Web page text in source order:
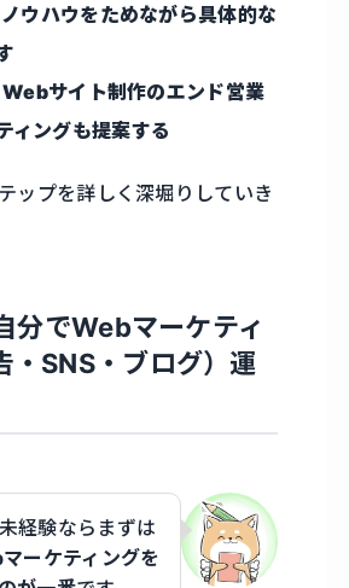
ウハウをためながら具体的な
サイト制作のエンド営業
ィングも提案する
ップを詳しく深堀りしていき
分でWebマーケティ
・SNS・ブログ）運
経験ならまずは
ーケティングを